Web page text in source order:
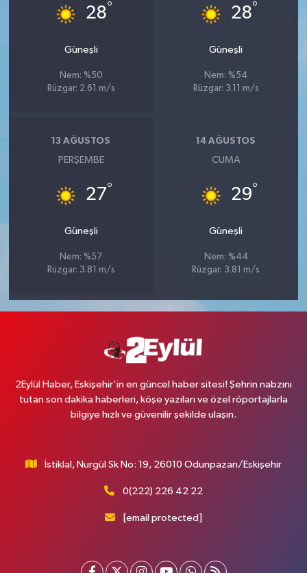
28°
Güneşli
Nem: %50
Rüzgar: 2.61 m/s
28°
Güneşli
Nem: %54
Rüzgar: 3.11 m/s
13 AĞUSTOS
PERŞEMBE
27°
Güneşli
Nem: %57
Rüzgar: 3.81 m/s
14 AĞUSTOS
CUMA
29°
Güneşli
Nem: %44
Rüzgar: 3.81 m/s
2Eylül Haber, Eskişehir’in en güncel haber sitesi! Şehrin nabzını
tutan son dakika haberleri, köşe yazıları ve özel röportajlarla
bilgiye hızlı ve güvenilir şekilde ulaşın.
İstiklal, Nurgül Sk No: 19, 26010 Odunpazarı/Eskişehir
0(222) 226 42 22
[email protected]